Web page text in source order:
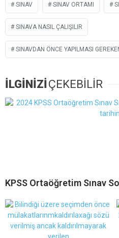
SINAV SINAV ORTAMI
SINAVA NASIL ÇALIŞILIR
SINAVDAN ÖNCE YAPILMASI
İLGİNİZİ ÇEKEBİLİR
KPSS Ortaöğretim Sınav